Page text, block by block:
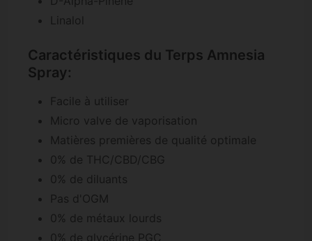
Linalol
Caractéristiques du Terps Amnesia
Spray:
Facile à utiliser
Micro valve de vaporisation
Matières premières de qualité optimale
0% de THC/CBD/CBG
0% de diluants
Pas d'OGM
0% de métaux lourds
0% de glycérine PGC